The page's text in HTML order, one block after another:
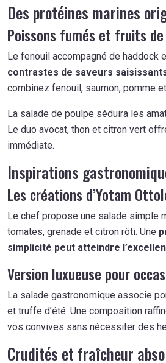
Des protéines marines
Poissons fumés et fruits
Le fenouil accompagné de haddock
contrastes de saveurs
combinez fenouil, saumon, pomme
La salade de poulpe séduira les
Le duo avocat, thon et citron vert
immédiate.
Inspirations
Les créations d’Yotam
Le chef propose une salade simple
tomates, grenade et citron rôti. Une
simplicité peut atteindre
Version luxueuse pour
La salade gastronomique associe
et truffe d’été. Une composition
vos convives sans nécessiter des
Crudités et fraîcheur